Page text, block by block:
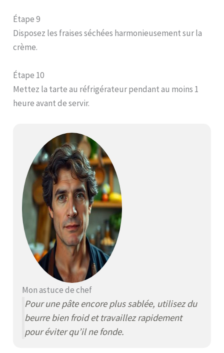
Étape 9
Disposez les fraises séchées harmonieusement sur la
crème.
Étape 10
Mettez la tarte au réfrigérateur pendant au moins 1
heure avant de servir.
Mon astuce de chef
Pour une pâte encore plus sablée, utilisez du
beurre bien froid et travaillez rapidement
pour éviter qu’il ne fonde.